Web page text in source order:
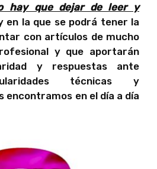
hay que dejar de leer y
en la que se podrá tener la
con artículos de mucho
y que aportarán
y respuestas ante
técnicas y
encontramos en el día a día